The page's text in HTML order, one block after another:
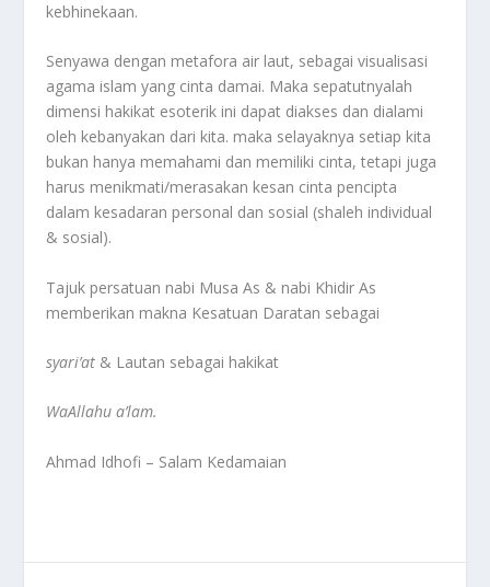
kebhinekaan.
Senyawa dengan metafora air laut, sebagai visualisasi
agama islam yang cinta damai. Maka sepatutnyalah
dimensi hakikat esoterik ini dapat diakses dan dialami
oleh kebanyakan dari kita. maka selayaknya setiap kita
bukan hanya memahami dan memiliki cinta, tetapi juga
harus menikmati/merasakan kesan cinta pencipta
dalam kesadaran personal dan sosial (shaleh individual
& sosial).
Tajuk persatuan nabi Musa As & nabi Khidir As
memberikan makna Kesatuan Daratan sebagai
syari’at & Lautan sebagai hakikat
WaAllahu a’lam.
Ahmad Idhofi – Salam Kedamaian